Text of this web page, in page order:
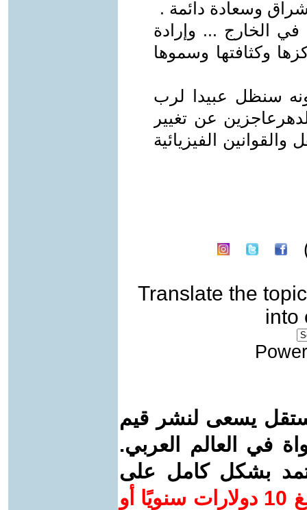
وسعادة دائمة .
في الخارج ... وإرادة
وكثافتها وسموها
سنظل عبيدا لرب
عن تغيير
والقوانين الفيزيائية
Translate the topic
into
يسعى لنشر قيم
في العالم العربي.
بشكل كامل على
ساهم/ي معنا! بدعمكم بمبلغ 10 دولارات سنويًا أو